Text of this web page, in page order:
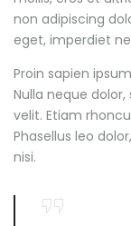
non adipiscing
eget, imperdiet
Proin sapien
Nulla neque
velit. Etiam
Phasellus leo
nisi.